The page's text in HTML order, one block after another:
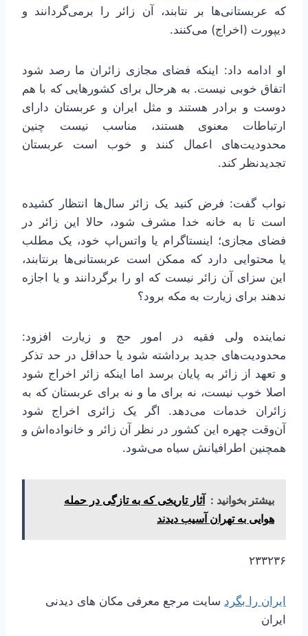
که عربستانی‌ها بر نتابند، آن زائر را برمی‌گردانند و
دیپورت (اخراج) می‌کنند.
او ادامه داد: اینکه فضای مجازی زائران‌ ما رصد شود
اتفاق خوبی نیست. به هرحال برای کشورهایی که با هم
دوست و برادر هستند و مثل ایران و عربستان دارای
ارتباطات معنوی‌ هستند، مناسب نیست چنین
محدودیت‌های اعمال کنند و خوب است عربستان
تجدیدنظر کند.
نواب گفت: فرض کنید یک زائر سال‌ها انتظار کشیده
است تا به خانه خدا مشرف شود، حالا این زائر در
فضای مجازی؛ اینستاگرام یا واتس‌اپ خود، یک مطلب
یا محتوایی دارد که ممکن است عربستانی‌ها برنتابند،
این سزای آن زائر نیست که او را برگردانند و یا اجازه
ندهند برای زیارت به مکه برود؟
نماینده ولی فقیه در امور حج و زیارت افزود:
محدودیت‌های جدید برداشته شود یا حداقل در حد تذکر
و تعهد از زائر به پایان‌ برسد اما اینکه زائر اخراج شود
اصلا خوب نیست، نه برای ما و نه برای عربستان‌ که‌ به‌
زائران خدمات می‌دهد. اگر یک زائری اخراج شود
آن‌وقت چهره این ‌کشور در نظر آن زائر و خانواده‌اش و
همچنین اطرافیانش سیاه می‌شود.
بیشتر بخوانید : آثار تاریخی که به تازگی در حمله
هوایی به تهران آسیب دیدند
۲۳۳۲۳۶
ایران را بگرد سایت مرجع معرفی مکان های دیدنی
ایران